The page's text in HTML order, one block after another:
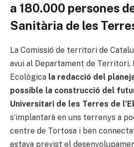
a 180.000 persones
Sanitària de les
La Comissió de territori de
avui al Departament de
Ecològica la redacció del
possible la construcció del
Universitari de les Terres de
s’implantarà en uns terrenys a
centre de Tortosa i ben
estava previst el